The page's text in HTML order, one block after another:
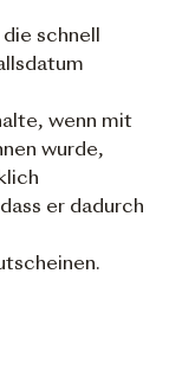
schnell
wenn mit
wurde,
er dadurch